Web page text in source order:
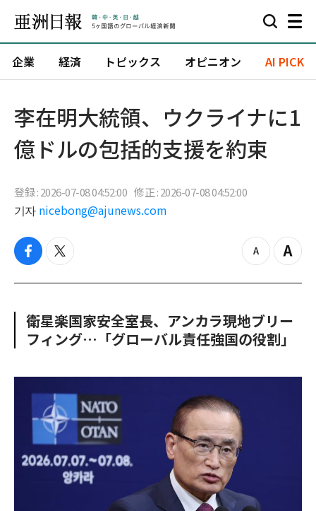
企業 経済 トピックス オピニオン AI PICK
李在明大統領、ウクライナに1
億ドルの包括的支援を約束
登録 : 2026-07-08 04:52:00 修正 : 2026-07-08 04:52:00
기자 nicebong@ajunews.com
f
c
o
o
t
i
e
r
z
o
u
t
Z
o
n
衛星楽国家安全室長、アンカラ現地ブリー
フィング…「グローバル責任強国の役割」